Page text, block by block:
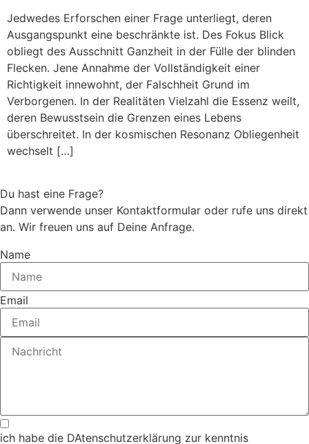
Jedwedes Erforschen einer Frage unterliegt, deren
Ausgangspunkt eine beschränkte ist. Des Fokus Blick
obliegt des Ausschnitt Ganzheit in der Fülle der blinden
Flecken. Jene Annahme der Vollständigkeit einer
Richtigkeit innewohnt, der Falschheit Grund im
Verborgenen. In der Realitäten Vielzahl die Essenz weilt,
deren Bewusstsein die Grenzen eines Lebens
überschreitet. In der kosmischen Resonanz Obliegenheit
wechselt […]
Du hast eine Frage?
Dann verwende unser Kontaktformular oder rufe uns direkt
an. Wir freuen uns auf Deine Anfrage.
Name
Email
ich habe die DAtenschutzerklärung zur kenntnis